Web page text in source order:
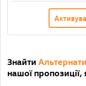
Знайти
нашої пропозиції,